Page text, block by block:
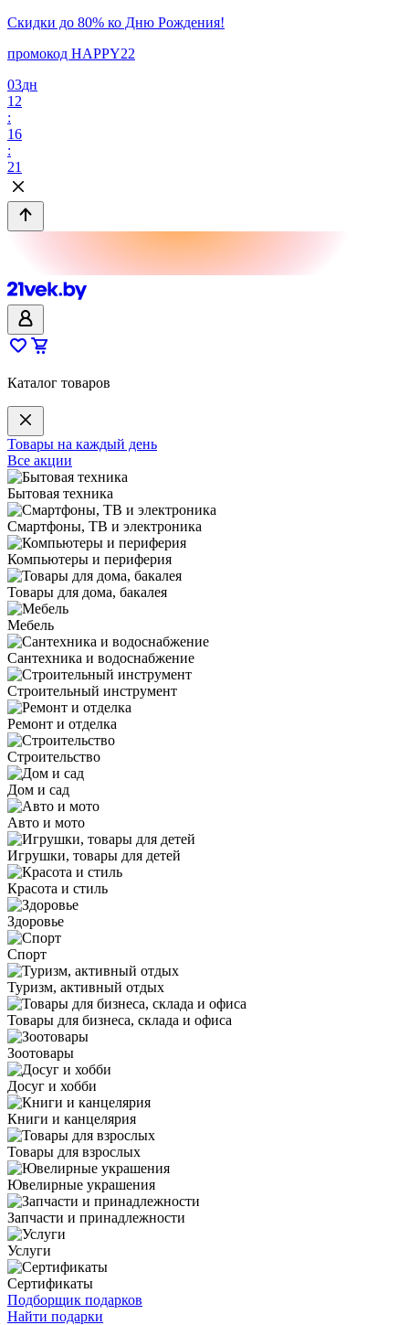
Скидки до 80% ко Дню Рождения!
промокод HAPPY22
03дн
12
:
16
:
21
Каталог товаров
Товары на каждый день
Все акции
Бытовая техника
Смартфоны, ТВ и электроника
Компьютеры и периферия
Товары для дома, бакалея
Мебель
Сантехника и водоснабжение
Строительный инструмент
Ремонт и отделка
Строительство
Дом и сад
Авто и мото
Игрушки, товары для детей
Красота и стиль
Здоровье
Спорт
Туризм, активный отдых
Товары для бизнеса, склада и офиса
Зоотовары
Досуг и хобби
Книги и канцелярия
Товары для взрослых
Ювелирные украшения
Запчасти и принадлежности
Услуги
Сертификаты
Подборщик подарков
Найти подарки